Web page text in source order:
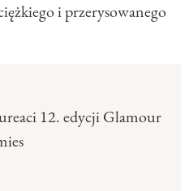
i przerysowanego
12. edycji Glamour